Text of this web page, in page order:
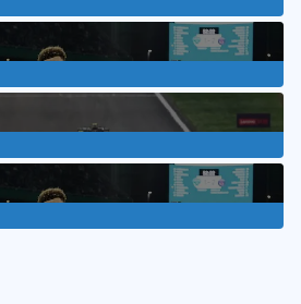
3Posts
8Posts
3Posts